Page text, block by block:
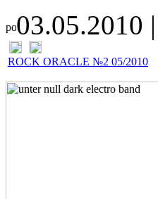
03.05.2010 |
ROCK ORACLE №2 05/2010